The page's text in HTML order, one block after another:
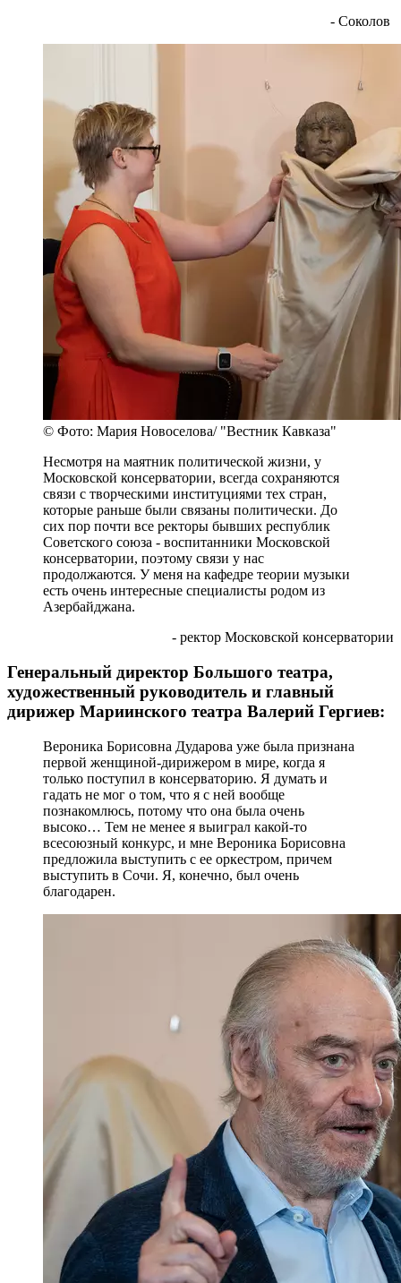
- Соколов
© Фото: Мария Новоселова/ "Вестник Кавказа"
Несмотря на маятник политической жизни, у
Московской консерватории, всегда сохраняются
связи с творческими институциями тех стран,
которые раньше были связаны политически. До
сих пор почти все ректоры бывших республик
Советского союза - воспитанники Московской
консерватории, поэтому связи у нас
продолжаются. У меня на кафедре теории музыки
есть очень интересные специалисты родом из
Азербайджана.
- ректор Московской консерватории
Генеральный директор Большого театра,
художественный руководитель и главный
дирижер Мариинского театра Валерий Гергиев:
Вероника Борисовна Дударова уже была признана
первой женщиной-дирижером в мире, когда я
только поступил в консерваторию. Я думать и
гадать не мог о том, что я с ней вообще
познакомлюсь, потому что она была очень
высоко… Тем не менее я выиграл какой-то
всесоюзный конкурс, и мне Вероника Борисовна
предложила выступить с ее оркестром, причем
выступить в Сочи. Я, конечно, был очень
благодарен.